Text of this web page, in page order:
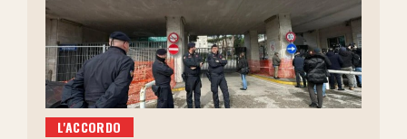
L'ACCORDO